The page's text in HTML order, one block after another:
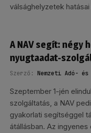
válsághelyzetek
A NAV segít: négy
nyugtaadat-
Szerző: Nemzeti Adó-
Szeptember 1-jén
szolgáltatás, a NAV
gyakorlati segítséggel
átállásban. Az